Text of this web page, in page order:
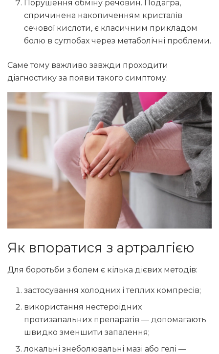
Порушення обміну речовин. Подагра,
спричинена накопиченням кристалів
сечової кислоти, є класичним прикладом
болю в суглобах через метаболічні проблеми.
Саме тому важливо завжди проходити
діагностику за появи такого симптому.
Як впоратися з артралгією
Для боротьби з болем є кілька дієвих методів:
застосування холодних і теплих компресів;
використання нестероїдних
протизапальних препаратів — допомагають
швидко зменшити запалення;
локальні знеболювальні мазі або гелі —